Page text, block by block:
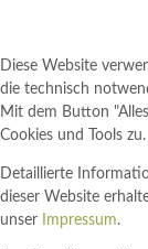
Diese Website
die technisch
Mit dem Button
Cookies und Tools zu.
Detaillierte
dieser Website
unser
Impressum.